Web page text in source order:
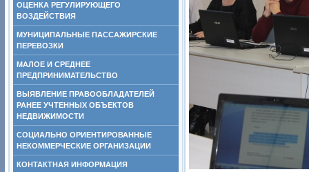
ОЦЕНКА РЕГУЛИРУЮЩЕГО
ВОЗДЕЙСТВИЯ
МУНИЦИПАЛЬНЫЕ ПАССАЖИРСКИЕ
ПЕРЕВОЗКИ
МАЛОЕ И СРЕДНЕЕ
ПРЕДПРИНИМАТЕЛЬСТВО
ВЫЯВЛЕНИЕ ПРАВООБЛАДАТЕЛЕЙ
РАНЕЕ УЧТЕННЫХ ОБЪЕКТОВ
НЕДВИЖИМОСТИ
СОЦИАЛЬНО ОРИЕНТИРОВАННЫЕ
НЕКОММЕРЧЕСКИЕ ОРГАНИЗАЦИИ
КОНТАКТНАЯ ИНФОРМАЦИЯ